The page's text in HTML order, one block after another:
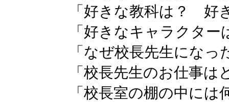
「好きな教科は？ 好
「好きなキャラクター
「なぜ校長先生になっ
「校長先生のお仕事は
「校長室の棚の中に